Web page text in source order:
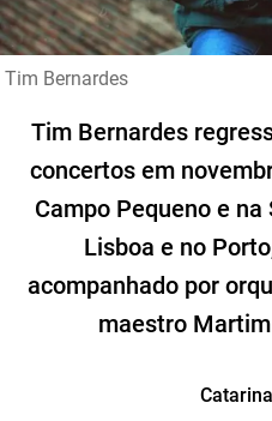
Tim Bernardes
Tim Bernardes
concertos em
Campo Pequeno e
Lisboa e no
acompanhado por
maestro